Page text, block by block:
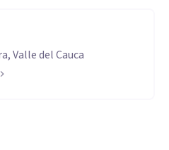
Valle del Cauca